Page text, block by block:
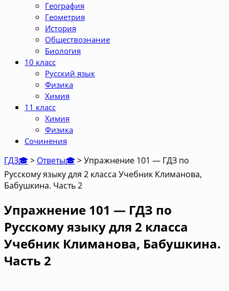
География
Геометрия
История
Обществознание
Биология
10 класс
Русский язык
Физика
Химия
11 класс
Химия
Физика
Сочинения
ГДЗ🎓> Ответы🎓>Упражнение 101 — ГДЗ по
Русскому языку для 2 класса Учебник Климанова,
Бабушкина. Часть 2
Упражнение 101 — ГДЗ по
Русскому языку для 2 класса
Учебник Климанова, Бабушкина.
Часть 2